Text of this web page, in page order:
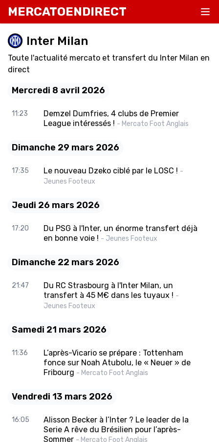
MERCATOENDIRECT
Inter Milan
Toute l'actualité mercato et transfert du Inter Milan en
direct
Mercredi 8 avril 2026
11:23
Demzel Dumfries, 4 clubs de Premier
League intéressés ! - Mercato Foot Anglais
Dimanche 29 mars 2026
17:35 Le nouveau Dzeko ciblé par le LOSC ! -
Jeunes Footeux
Jeudi 26 mars 2026
17:20
Du PSG à l'Inter, un énorme transfert déjà
en bonne voie ! - Jeunes Footeux
Dimanche 22 mars 2026
21:47
Du RC Strasbourg à l'Inter Milan, un
transfert à 45 M€ dans les tuyaux ! -
Jeunes Footeux
Samedi 21 mars 2026
11:36
L’après-Vicario se prépare : Tottenham
fonce sur Noah Atubolu, le « Neuer » de
Fribourg - Mercato Foot Anglais
Vendredi 13 mars 2026
16:05
Alisson Becker à l’Inter ? Le leader de la
Serie A rêve du Brésilien pour l’après-
Sommer - Mercato Foot Anglais